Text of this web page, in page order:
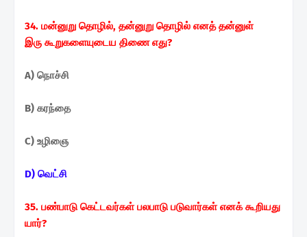
34. மன்னுறு தொழில், தன்னுறு தொழில் எனத் தன்னுள்
இரு கூறுகளையுடைய திணை எது?
A) நொச்சி
B) கரந்தை
C) உழிஞை
D) வெட்சி
35. பண்பாடு கெட்டவர்கள் பலபாடு படுவார்கள் எனக்கூறியது
யார்?